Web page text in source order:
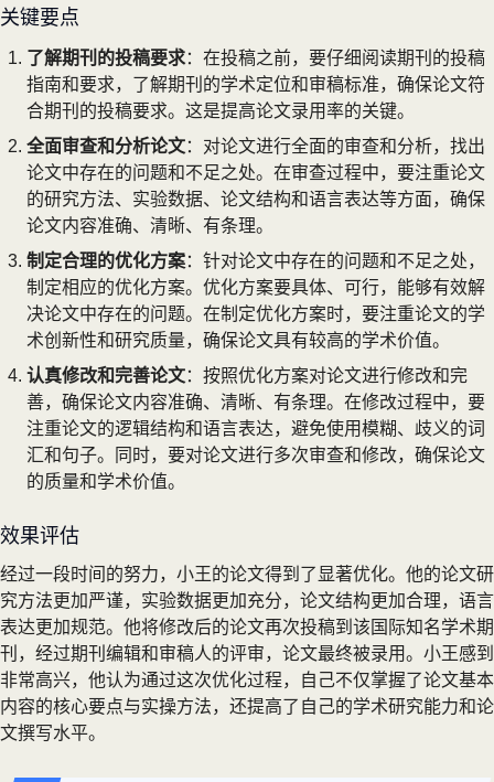
关键要点
了解期刊的投稿要求：在投稿之前，要仔细阅读期刊的投稿
指南和要求，了解期刊的学术定位和审稿标准，确保论文符
合期刊的投稿要求。这是提高论文录用率的关键。
全面审查和分析论文：对论文进行全面的审查和分析，找出
论文中存在的问题和不足之处。在审查过程中，要注重论文
的研究方法、实验数据、论文结构和语言表达等方面，确保
论文内容准确、清晰、有条理。
制定合理的优化方案：针对论文中存在的问题和不足之处，
制定相应的优化方案。优化方案要具体、可行，能够有效解
决论文中存在的问题。在制定优化方案时，要注重论文的学
术创新性和研究质量，确保论文具有较高的学术价值。
认真修改和完善论文：按照优化方案对论文进行修改和完
善，确保论文内容准确、清晰、有条理。在修改过程中，要
注重论文的逻辑结构和语言表达，避免使用模糊、歧义的词
汇和句子。同时，要对论文进行多次审查和修改，确保论文
的质量和学术价值。
效果评估
经过一段时间的努力，小王的论文得到了显著优化。他的论文研
究方法更加严谨，实验数据更加充分，论文结构更加合理，语言
表达更加规范。他将修改后的论文再次投稿到该国际知名学术期
刊，经过期刊编辑和审稿人的评审，论文最终被录用。小王感到
非常高兴，他认为通过这次优化过程，自己不仅掌握了论文基本
内容的核心要点与实操方法，还提高了自己的学术研究能力和论
文撰写水平。